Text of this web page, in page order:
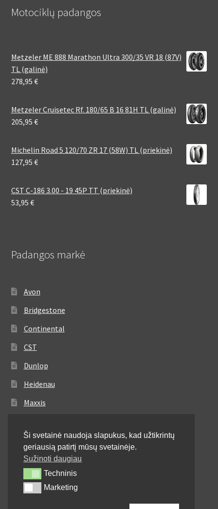
Motociklų padangos
Metzeler ME 888 Marathon Ultra 300/35 VR 18 (87V)
TL (galinė)
278,95 €
Metzeler Cruisetec Rf. 180/65 B 16 81H TL (galinė)
205,95 €
Michelin Road 5 120/70 ZR 17 (58W) TL (priekinė)
127,95 €
CST C-186 3.00 - 19 45P TT (priekinė)
53,95 €
Padangos markė
Avon
Bridgestone
Continental
CST
Dunlop
Heidenau
Maxxis
Michelin
Mitas
Pirelli
Shinko
Ši svetainė naudoja slapukus, kad užtikrintų
geriausią patirtį mūsų svetainėje.
Sužinoti daugiau
TechninisTechninis
MarketingMarketing